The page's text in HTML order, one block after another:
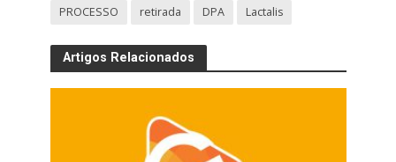
PROCESSO
retirada DPA Lactalis
Artigos Relacionados